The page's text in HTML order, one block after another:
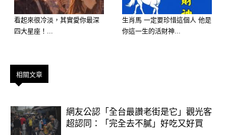
看起來很冷淡，其實愛你最深
四大星座！...
生肖馬 一定要珍惜這個人 他是
你這一生的活財神...
相關文章
網友公認「全台最讚老街是它」觀光客
超認同：「完全去不膩」好吃又好買